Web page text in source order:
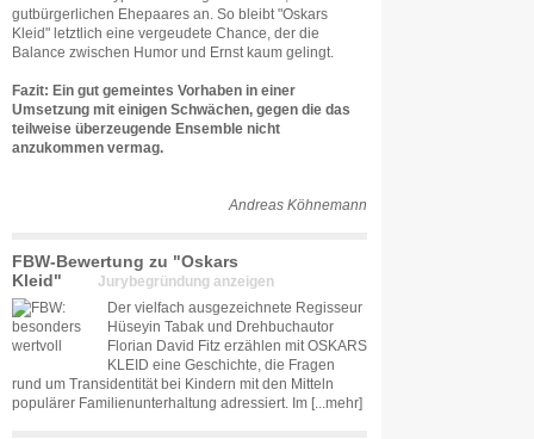
gutbürgerlichen Ehepaares an. So bleibt "Oskars
Kleid" letztlich eine vergeudete Chance, der die
Balance zwischen Humor und Ernst kaum gelingt.
Fazit: Ein gut gemeintes Vorhaben in einer
Umsetzung mit einigen Schwächen, gegen die das
teilweise überzeugende Ensemble nicht
anzukommen vermag.
Andreas Köhnemann
FBW-Bewertung zu "Oskars
Kleid"
Jurybegründung anzeigen
Der vielfach ausgezeichnete Regisseur
Hüseyin Tabak und Drehbuchautor
Florian David Fitz erzählen mit OSKARS
KLEID eine Geschichte, die Fragen
rund um Transidentität bei Kindern mit den Mitteln
populärer Familienunterhaltung adressiert. Im [...mehr]